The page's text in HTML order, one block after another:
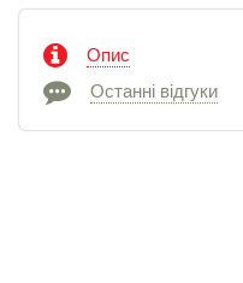
Опис
Останні відгуки